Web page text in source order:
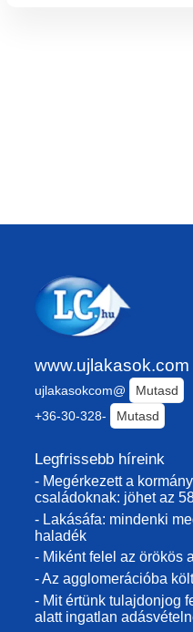
www.ujlakasok.com
ujlakasokcom@
Mutasd
+36-30-328-
Mutasd
Legfrissebb híreink
- Megérkezett a
családoknak: jöhet az
- Lakásáfa: mindenki
haladék
- Miként felel az örökös
- Az agglomerációba
- Mit értünk tulajdonjog
alatt ingatlan